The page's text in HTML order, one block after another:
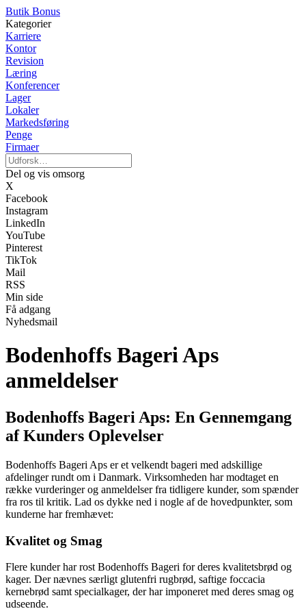
Butik Bonus
Kategorier
Karriere
Kontor
Revision
Læring
Konferencer
Lager
Lokaler
Markedsføring
Penge
Firmaer
Del og vis omsorg
X
Facebook
Instagram
LinkedIn
YouTube
Pinterest
TikTok
Mail
RSS
Min side
Få adgang
Nyhedsmail
Bodenhoffs Bageri Aps
anmeldelser
Bodenhoffs Bageri Aps: En Gennemgang
af Kunders Oplevelser
Bodenhoffs Bageri Aps er et velkendt bageri med adskillige
afdelinger rundt om i Danmark. Virksomheden har modtaget en
række vurderinger og anmeldelser fra tidligere kunder, som spænder
fra ros til kritik. Lad os dykke ned i nogle af de hovedpunkter, som
kunderne har fremhævet:
Kvalitet og Smag
Flere kunder har rost Bodenhoffs Bageri for deres kvalitetsbrød og
kager. Der nævnes særligt glutenfri rugbrød, saftige foccacia
kernebrød samt specialkager, der har imponeret med deres smag og
udseende.